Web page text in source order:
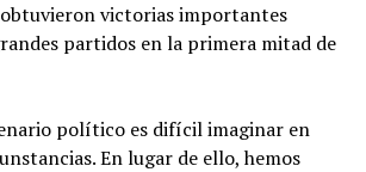
victorias importantes
partidos en la primera mitad de
político es difícil imaginar en
En lugar de ello, hemos